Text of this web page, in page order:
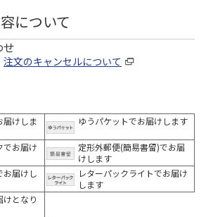
について
せ
注文のキャンセルについて
届けしま
ゆうパケットでお届けします
でお届け
定形外郵便(簡易書留)でお届
けします
お届けし
レターパックライトでお届け
します
けとなり